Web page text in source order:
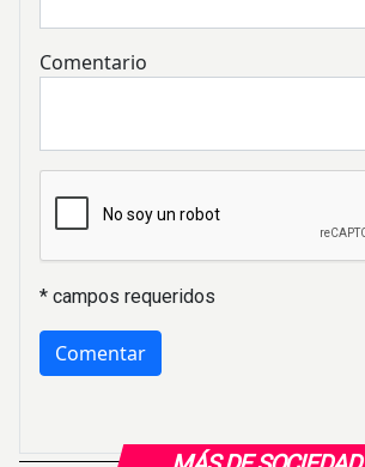
Comentario
* campos requeridos